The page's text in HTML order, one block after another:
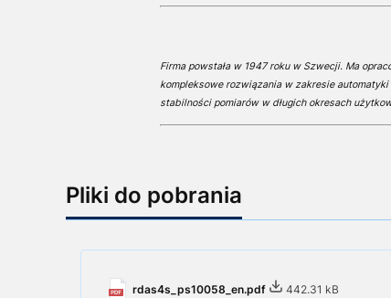
Firma powstała w 1947 roku w Szwecji. Ma
kompleksowe rozwiązania w zakresie
stabilności pomiarów w długich okresach
Pliki do pobrania
rdas4s_ps10058_en.pdf 442.31 kB